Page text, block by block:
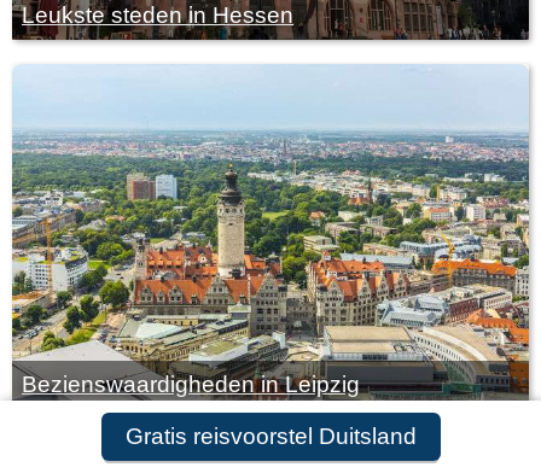
Gratis reisvoorstel Duitsland
Leukste steden in Hessen
Bezienswaardigheden in Leipzig